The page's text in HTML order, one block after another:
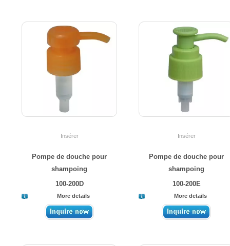
Insérer
Pompe de douche pour
shampoing
100-200D
More details
Insérer
Pompe de douche pour
shampoing
100-200E
More details